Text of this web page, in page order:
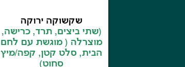
שקשוקה ירוקה
(שתי ביצים, תרד, כרישה,
מוצרלה ( מוגשת עם לחם
הבית, סלט קטן, קפה/מיץ
סחוט)